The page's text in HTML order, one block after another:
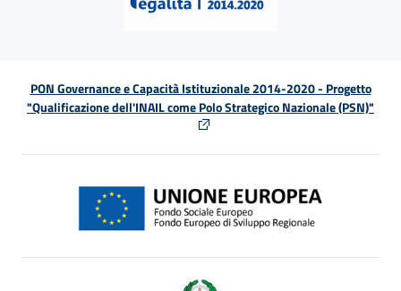
PON Governance e Capacità Istituzionale 2014-2020 - Progetto
"Qualificazione dell'INAIL come Polo Strategico Nazionale (PSN)"